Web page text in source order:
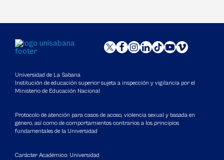
Universidad de La Sabana
Institución de educación superior sujeta a inspección y vigilancia por el
Ministerio de Educación Nacional
Protocolo de atención para casos de acoso, violencia sexual y basada en
género, así como de comportamientos contrarios a los principios
fundamentales de la Universidad
Carácter Académico: Universidad